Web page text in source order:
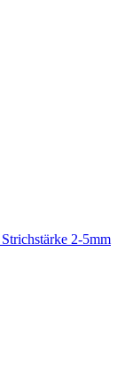
Strichstärke 2-5mm